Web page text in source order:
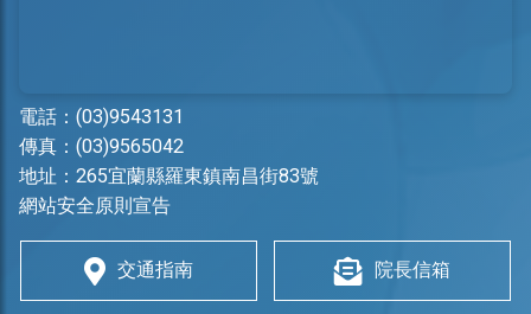
電話： (03)9543131
傳真：(03)9565042
地址： 265宜蘭縣羅東鎮南昌街83號
網站安全原則宣告
交通指南 院長信箱